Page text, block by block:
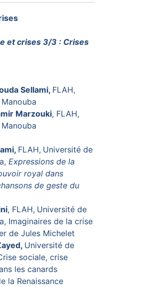
et crises 3/3 : Crises
Sellami, FLAH,
Marzouki, FLAH,
FLAH, Université de
Expressions de la
royal dans
de geste du
, FLAH, Université de
Imaginaires de la crise
de Jules Michelet
Université de
sociale, crise
les canards
la Renaissance